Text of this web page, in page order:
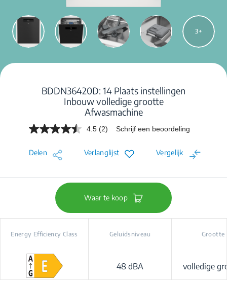
3
BDDN36420D: 14 Plaats instellingen
Inbouw volledige grootte
Afwasmachine
4.5 Lees
beoordelingen.
Dezelfde
(2) Schrijf een beoordeling
Delen Verlanglijst Vergelijk
Waar te koop
Energy Efficiency Class Geluidsniveau
48 dBA
Grootte
volledige